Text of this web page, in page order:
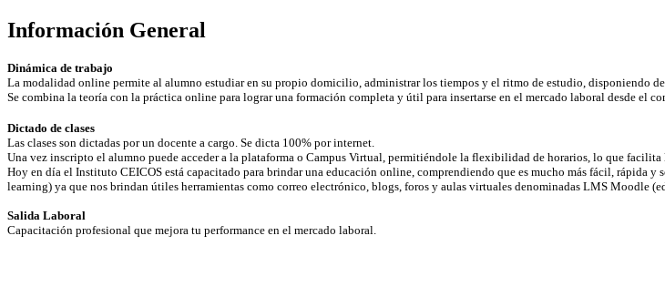
Información General
Dinámica de trabajo
La modalidad online permite al alumno estudiar en su propio domicilio, administrar los tiempos y el ritmo de estudio, disponiendo
Se combina la teoría con la práctica online para lograr una formación completa y útil para insertarse en el mercado laboral desde el
Dictado de clases
Las clases son dictadas por un docente a cargo. Se dicta 100% por internet.
Una vez inscripto el alumno puede acceder a la plataforma o Campus Virtual, permitiéndole la flexibilidad de horarios, lo que
Hoy en día el Instituto CEICOS está capacitado para brindar una educación online, comprendiendo que es mucho más fácil, rápida
learning) ya que nos brindan útiles herramientas como correo electrónico, blogs, foros y aulas virtuales denominadas LMS Moodle
Salida Laboral
Capacitación profesional que mejora tu performance en el mercado laboral.